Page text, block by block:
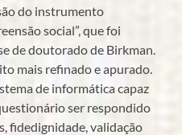
do instrumento
social”, que foi
de doutorado de Birkman.
mais refinado e apurado.
de informática capaz
ser respondido
fidedignidade, validação